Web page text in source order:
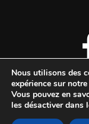
Nous utilisons des
expérience sur
Vous pouvez en
les désactiver dans